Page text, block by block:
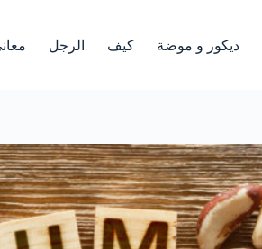
ديكور و موضة كيف الرجل